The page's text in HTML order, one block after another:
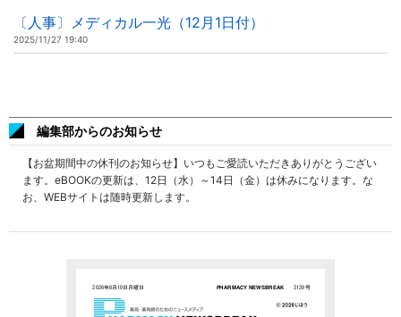
〔人事〕メディカル一光（12月1日付）
2025/11/27 19:40
編集部からのお知らせ
【お盆期間中の休刊のお知らせ】いつもご愛読いただきありがとうござい
ます。eBOOKの更新は、12日（水）～14日（金）は休みになります。な
お、WEBサイトは随時更新します。